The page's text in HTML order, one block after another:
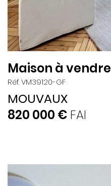
Maison à vendre
Réf. VM39120-GF
MOUVAUX
820 000 € FAI